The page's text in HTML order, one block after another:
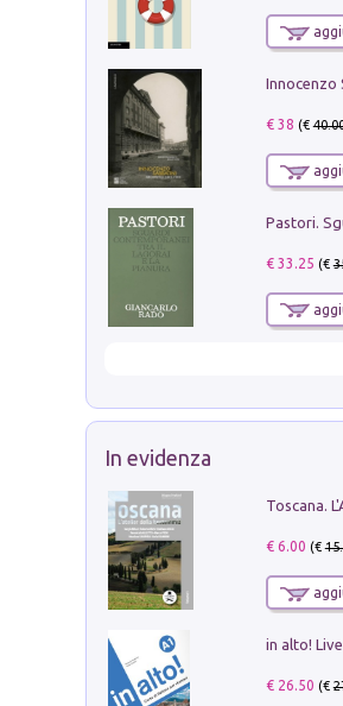
Innocenzo
€ 38 (€
€ 33.25 (€
In evidenza
Toscana.
€ 6.00 (€
€ 26.50 (€